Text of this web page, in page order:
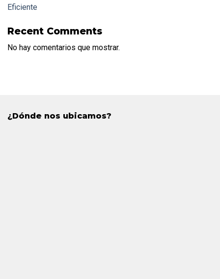
Eficiente
Recent Comments
No hay comentarios que mostrar.
¿Dónde nos ubicamos?